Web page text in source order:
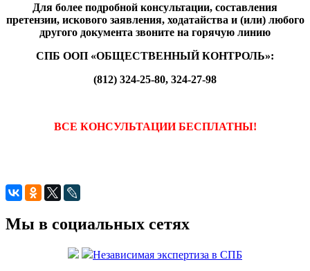
Для более подробной консультации, составления
претензии, искового заявления, ходатайства и (или) любого
другого документа звоните на горячую линию
СПБ ООП «ОБЩЕСТВЕННЫЙ КОНТРОЛЬ»:
(812) 324-25-80, 324-27-98
ВСЕ КОНСУЛЬТАЦИИ БЕСПЛАТНЫ!
Мы в социальных сетях
Независимая экспертиза в СПБ